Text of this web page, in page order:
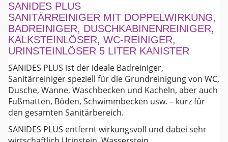
SANIDES PLUS
SANITÄRREINIGER MIT DOPPELWIRKUNG,
BADREINIGER, DUSCHKABINENREINIGER,
KALKSTEINLÖSER, WC-REINIGER,
URINSTEINLÖSER 5 LITER KANISTER
SANIDES PLUS ist der ideale Badreiniger,
Sanitärreiniger speziell für die Grundreinigung von WC,
Dusche, Wanne, Waschbecken und Kacheln, aber auch
Fußmatten, Böden, Schwimmbecken usw. – kurz für
den gesamten Sanitärbereich.
SANIDES PLUS entfernt wirkungsvoll und dabei sehr